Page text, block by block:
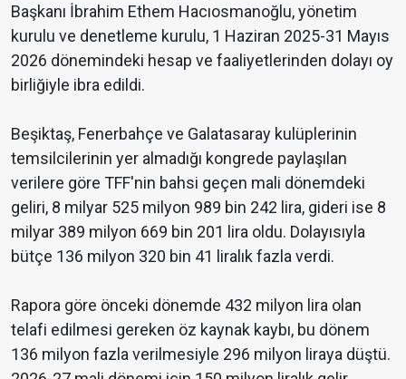
Başkanı İbrahim Ethem Hacıosmanoğlu, yönetim
kurulu ve denetleme kurulu, 1 Haziran 2025-31 Mayıs
2026 dönemindeki hesap ve faaliyetlerinden dolayı oy
birliğiyle ibra edildi.
Beşiktaş, Fenerbahçe ve Galatasaray kulüplerinin
temsilcilerinin yer almadığı kongrede paylaşılan
verilere göre TFF'nin bahsi geçen mali dönemdeki
geliri, 8 milyar 525 milyon 989 bin 242 lira, gideri ise 8
milyar 389 milyon 669 bin 201 lira oldu. Dolayısıyla
bütçe 136 milyon 320 bin 41 liralık fazla verdi.
Rapora göre önceki dönemde 432 milyon lira olan
telafi edilmesi gereken öz kaynak kaybı, bu dönem
136 milyon fazla verilmesiyle 296 milyon liraya düştü.